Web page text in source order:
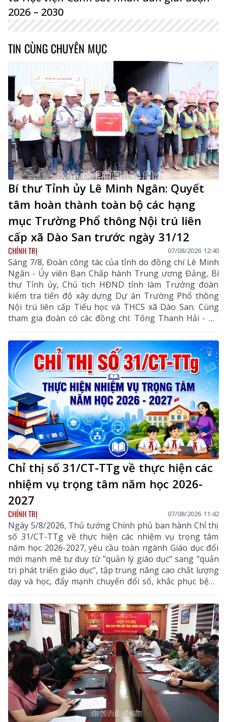
2026 – 2030
TIN CÙNG CHUYÊN MỤC
Bí thư Tỉnh ủy Lê Minh Ngân: Quyết
tâm hoàn thành toàn bộ các hạng
mục Trường Phổ thông Nội trú liên
cấp xã Dào San trước ngày 31/12
CHÍNH TRỊ 07/08/2026 12:40
Sáng 7/8, Đoàn công tác của tỉnh do đồng chí Lê Minh
Ngân - Ủy viên Ban Chấp hành Trung ương Đảng, Bí
thư Tỉnh ủy, Chủ tịch HĐND tỉnh làm Trưởng đoàn
kiểm tra tiến độ xây dựng Dự án Trường Phổ thông
Nội trú liên cấp Tiểu học và THCS xã Dào San. Cùng
tham gia đoàn có các đồng chí: Tống Thanh Hải - Uỷ
viên Ban Thường vụ Tỉnh ủy, Phó Chủ tịch Thường
trực UBND tỉnh; Lê Đức Dục - Ủy viên Ban Thường vụ,
Trưởng Ban Tuyên giáo và Dân vận Tỉnh ủy; lãnh đạo
một số sở, ngành liên quan và xã Dào San.
Chỉ thị số 31/CT-TTg về thực hiện các
nhiệm vụ trọng tâm năm học 2026-
2027
CHÍNH TRỊ 07/08/2026 11:42
Ngày 5/8/2026, Thủ tướng Chính phủ ban hành Chỉ thị
số 31/CT-TTg về thực hiện các nhiệm vụ trọng tâm
năm học 2026-2027, yêu cầu toàn ngành Giáo dục đổi
mới mạnh mẽ tư duy từ "quản lý giáo dục" sang "quản
trị phát triển giáo dục", tập trung nâng cao chất lượng
dạy và học, đẩy mạnh chuyển đổi số, khắc phục bệnh
thành tích, bảo đảm đủ giáo viên, trường lớp, cơ sở
vật chất và xây dựng môi trường giáo dục an toàn,
hiện đại, đáp ứng yêu cầu phát triển nguồn nhân lực
chất lượng cao.